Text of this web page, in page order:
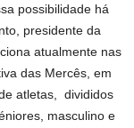
possibilidade há
presidente da
atualmente nas
das Mercês, em
atletas, divididos
masculino e